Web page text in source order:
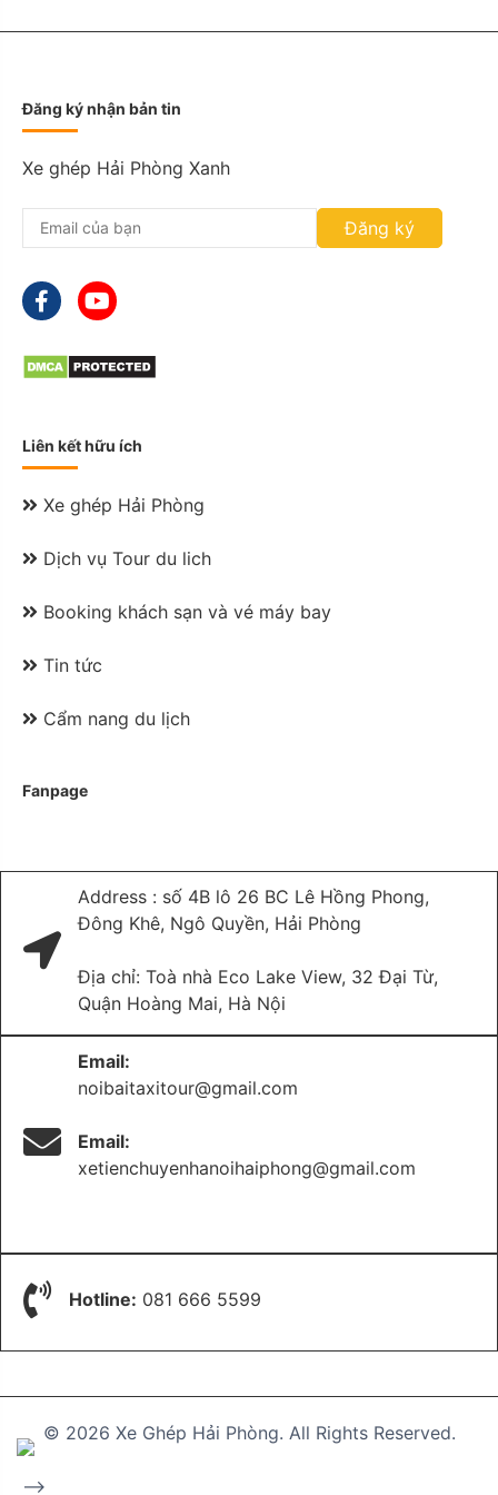
s
l
s
h
M
M
l
a
h
Y
Y
Đăng ký nhận bản tin
Xe ghép Hải Phòng Xanh
Đăng ký
Liên kết hữu ích
Xe ghép Hải Phòng
Dịch vụ Tour du lich
Booking khách sạn và vé máy bay
Tin tức
Cẩm nang du lịch
Fanpage
Address : số 4B lô 26 BC Lê Hồng Phong,
Đông Khê, Ngô Quyền, Hải Phòng
Địa chỉ: Toà nhà Eco Lake View, 32 Đại Từ,
Quận Hoàng Mai, Hà Nội
Email:
noibaitaxitour@gmail.com
Email:
xetienchuyenhanoihaiphong@gmail.com
Hotline: 081 666 5599
© 2026 Xe Ghép Hải Phòng. All Rights Reserved.
-->